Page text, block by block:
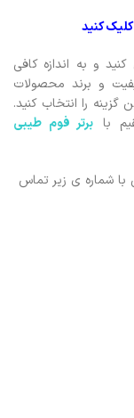
کنید
و به اندازه کافی
و برند محصولات
گزینه را انتخاب کنید.
با برتر فوم طیبی
با شماره ی زیر تماس